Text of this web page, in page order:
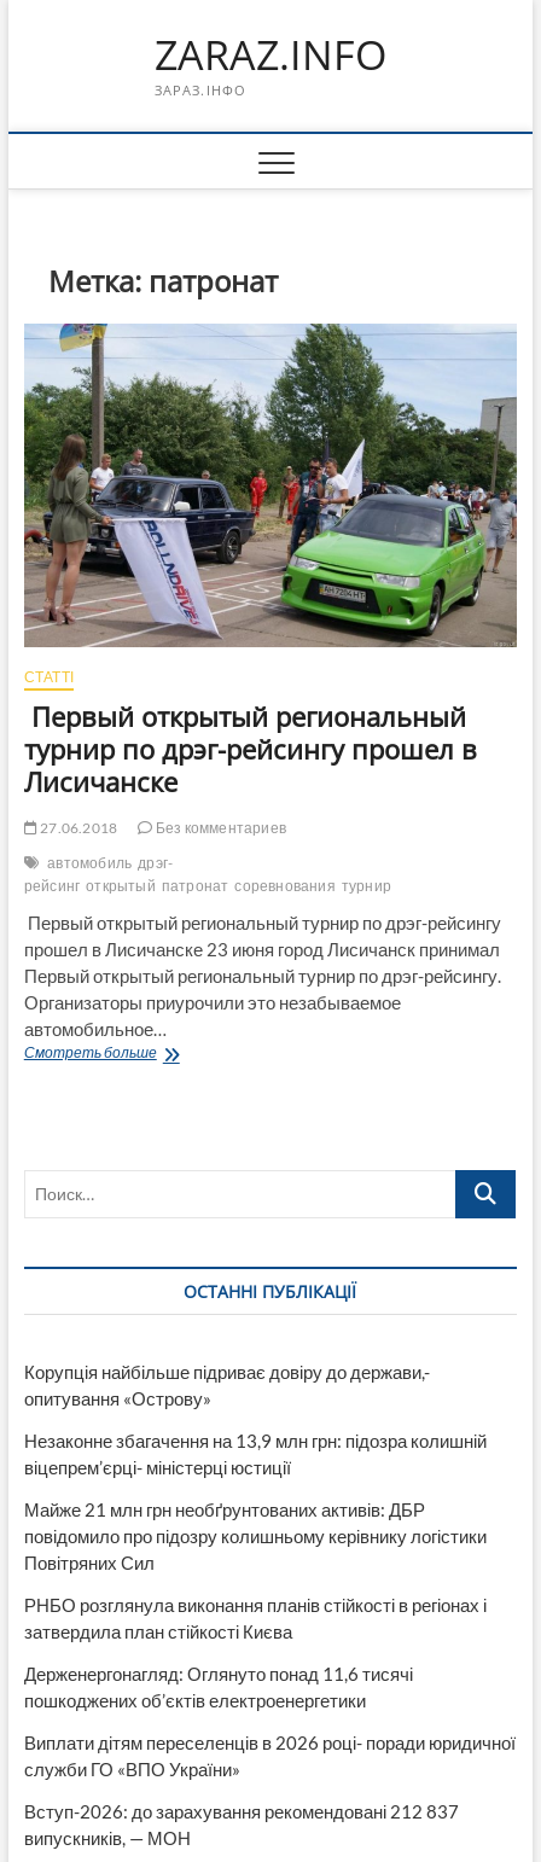
ZARAZ.INFO
ЗАРАЗ.ІНФО
Метка: патронат
СТАТТІ
Первый открытый региональный
турнир по дрэг-рейсингу прошел в
Лисичанске
27.06.2018
Без комментариев
автомобиль дрэг-
рейсинг открытый патронат соревнования турнир
Первый открытый региональный турнир по дрэг-рейсингу
прошел в Лисичанске 23 июня город Лисичанск принимал
Первый открытый региональный турнир по дрэг-рейсингу.
Организаторы приурочили это незабываемое
автомобильное…
Смотреть большеПервый
в
Поиск…
ОСТАННІ ПУБЛІКАЦІЇ
Корупція найбільше підриває довіру до держави,-
опитування «Острову»
Незаконне збагачення на 13,9 млн грн: підозра колишній
віцепрем’єрці- міністерці юстиції
Майже 21 млн грн необґрунтованих активів: ДБР
повідомило про підозру колишньому керівнику логістики
Повітряних Сил
РНБО розглянула виконання планів стійкості в регіонах і
затвердила план стійкості Києва
Держенергонагляд: Оглянуто понад 11,6 тисячі
пошкоджених об’єктів електроенергетики
Виплати дітям переселенців в 2026 році- поради юридичної
служби ГО «ВПО України»
Вступ-2026: до зарахування рекомендовані 212 837
випускників, — МОН